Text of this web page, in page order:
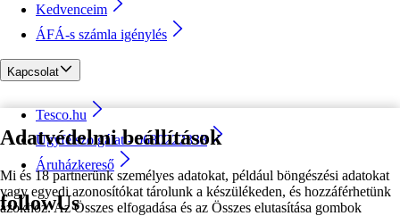
Adatvédelmi beállítások
Mi és 18 partnerünk személyes adatokat, például böngészési adatokat
vagy egyedi azonosítókat tárolunk a készülékeden, és hozzáférhetünk
azokhoz. Az Összes elfogadása és az Összes elutasítása gombok
Kedvenceim
ÁFÁ-s számla igénylés
Kapcsolat
Tesco.hu
Ügyfélszolgálat - 0680222333
Áruházkereső
followUs